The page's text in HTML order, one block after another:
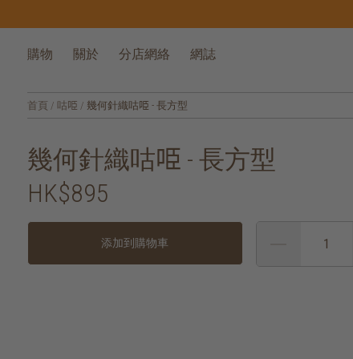
購物 關於 分店網絡 網誌
首頁 / 咕𠱸 / 幾何針織咕𠱸 - 長方型
幾何針織咕𠱸 - 長方型
HK$895
添加到購物車